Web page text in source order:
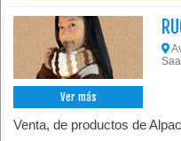
Ver más
Venta, de productos de